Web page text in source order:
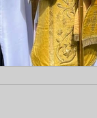
Resistência